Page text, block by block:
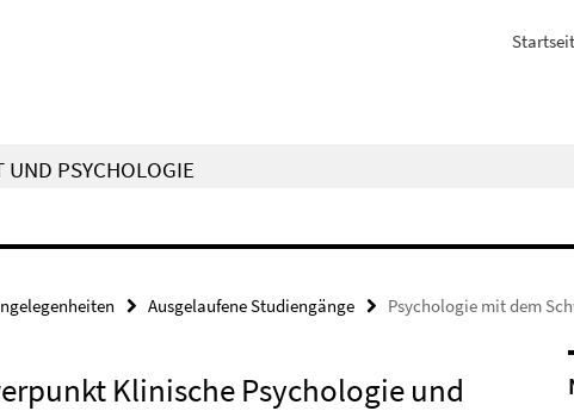
UND PSYCHOLOGIE
Ausgelaufene Studiengänge Psychologie mit dem
Klinische Psychologie und